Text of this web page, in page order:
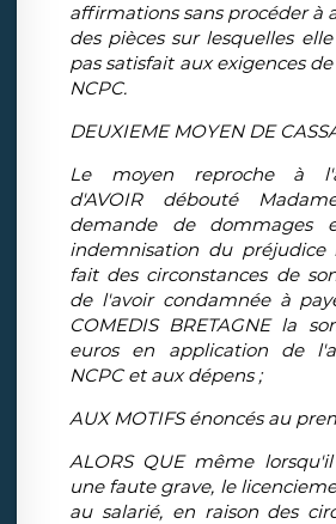
affirmations sans procéder à
des pièces sur lesquelles
pas satisfait aux exigences
NCPC.
DEUXIEME MOYEN DE
Le moyen reproche à
d'AVOIR débouté
demande de dommages
indemnisation du
fait des circonstances de
de l'avoir condamnée à
COMEDIS BRETAGNE la
euros en application de
NCPC et aux dépens ;
AUX MOTIFS énoncés au
ALORS QUE même
une faute grave, le
au salarié, en raison des